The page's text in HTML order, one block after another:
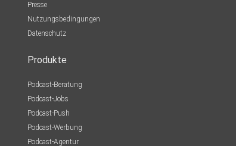
Presse
Nutzungsbedingungen
Datenschutz
Produkte
Podcast-Beratung
Podcast-Jobs
Podcast-Push
Podcast-Werbung
Podcast-Agentur